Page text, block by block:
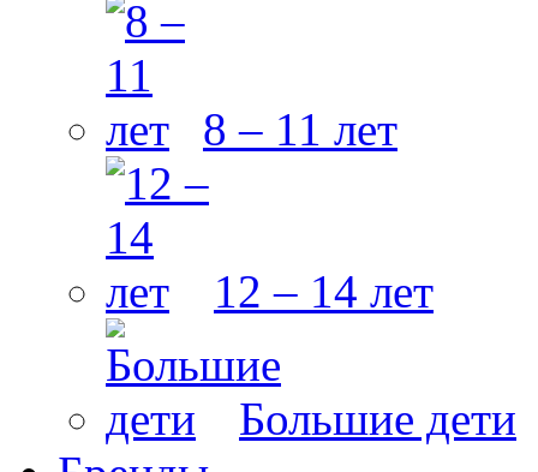
8 – 11 лет
12 – 14 лет
Большие дети